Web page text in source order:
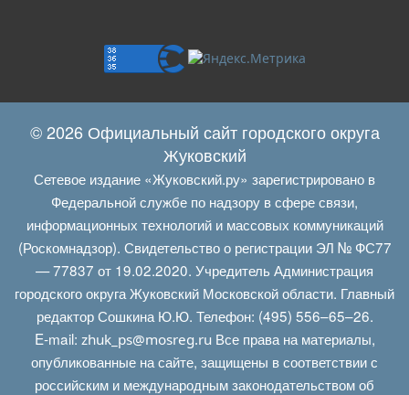
© 2026 Официальный сайт городского округа
Жуковский
Сетевое издание «Жуковский.ру» зарегистрировано в
Федеральной службе по надзору в сфере связи,
информационных технологий и массовых коммуникаций
(Роскомнадзор). Свидетельство о регистрации ЭЛ № ФС77
— 77837 от 19.02.2020. Учредитель Администрация
городского округа Жуковский Московской области. Главный
редактор Сошкина Ю.Ю. Телефон: (495) 556–65–26.
E‑mail: zhuk_ps@mosreg.ruВсе права на материалы,
опубликованные на сайте, защищены в соответствии с
российским и международным законодательством об